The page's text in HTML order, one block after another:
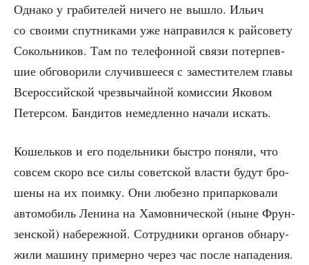
Одна­ко у гра­би­те­лей ниче­го не вышло. Ильич
со сво­и­ми спут­ни­ка­ми уже напра­вил­ся к рай­со­ве­ту
Соколь­ни­ков. Там по теле­фон­ной свя­зи потер­пев­
шие обго­во­ри­ли слу­чив­ше­е­ся с заме­сти­те­лем гла­вы
Все­рос­сий­ской чрез­вы­чай­ной комис­сии Яко­вом
Петер­сом. Бан­ди­тов немед­лен­но нача­ли искать.
Кошель­ков и его подель­ни­ки быст­ро поня­ли, что
совсем ско­ро все силы совет­ской вла­сти будут бро­
ше­ны на их поим­ку. Они любез­но при­пар­ко­ва­ли
авто­мо­биль Лени­на на Хамов­ни­че­ской (ныне Фрун­
зен­ской) набе­реж­ной. Сотруд­ни­ки орга­нов обна­ру­
жи­ли маши­ну при­мер­но через час после нападения.